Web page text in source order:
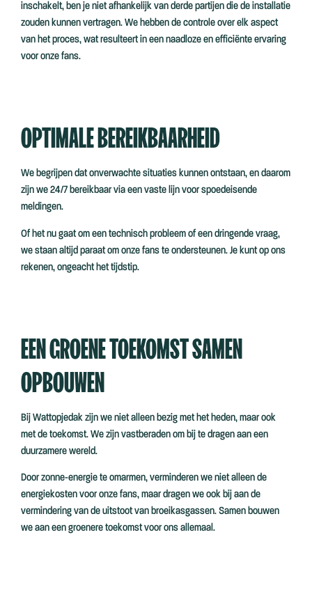
inschakelt, ben je niet afhankelijk van derde partijen die de installatie
zouden kunnen vertragen. We hebben de controle over elk aspect
van het proces, wat resulteert in een naadloze en efficiënte ervaring
voor onze fans.
OPTIMALE BEREIKBAARHEID
We begrijpen dat onverwachte situaties kunnen ontstaan, en daarom
zijn we 24/7 bereikbaar via een vaste lijn voor spoedeisende
meldingen.
Of het nu gaat om een technisch probleem of een dringende vraag,
we staan altijd paraat om onze fans te ondersteunen. Je kunt op ons
rekenen, ongeacht het tijdstip.
EEN GROENE TOEKOMST SAMEN
OPBOUWEN
Bij Wattopjedak zijn we niet alleen bezig met het heden, maar ook
met de toekomst. We zijn vastberaden om bij te dragen aan een
duurzamere wereld.
Door zonne-energie te omarmen, verminderen we niet alleen de
energiekosten voor onze fans, maar dragen we ook bij aan de
vermindering van de uitstoot van broeikasgassen. Samen bouwen
we aan een groenere toekomst voor ons allemaal.